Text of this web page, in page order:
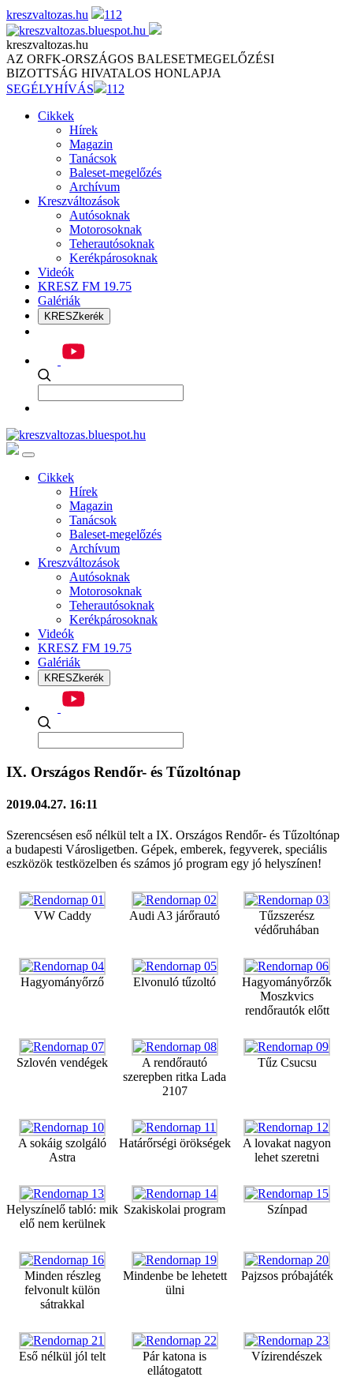
Skip
to
content
kreszvaltozas.hu 112
kreszvaltozas.hu
AZ ORFK-ORSZÁGOS BALESETMEGELŐZÉSI
BIZOTTSÁG HIVATALOS HONLAPJA
SEGÉLYHÍVÁS
112
Cikkek
Hírek
Magazin
Tanácsok
Baleset-megelőzés
Archívum
Kreszváltozások
Autósoknak
Motorosoknak
Teherautósoknak
Kerékpárosoknak
Videók
KRESZ FM 19.75
Galériák
KRESZkerék
Cikkek
Hírek
Magazin
Tanácsok
Baleset-megelőzés
Archívum
Kreszváltozások
Autósoknak
Motorosoknak
Teherautósoknak
Kerékpárosoknak
Videók
KRESZ FM 19.75
Galériák
KRESZkerék
IX. Országos Rendőr- és Tűzoltónap
2019.04.27. 16:11
Szerencsésen eső nélkül telt a IX. Országos Rendőr- és Tűzoltónap
a budapesti Városligetben. Gépek, emberek, fegyverek, speciális
eszközök testközelben és számos jó program egy jó helyszínen!
VW Caddy Audi A3 járőrautó
Tűzszerész
védőruhában
Hagyományőrző Elvonuló tűzoltó
Hagyományőrzők
Moszkvics
rendőrautók előtt
Szlovén vendégek
A rendőrautó
szerepben ritka Lada
2107
Tűz Csucsu
A sokáig szolgáló
Astra
Határőrségi örökségek
A lovakat nagyon
lehet szeretni
Helyszínelő tabló: mik
elő nem kerülnek
Szakiskolai program Színpad
Minden részleg
felvonult külön
sátrakkal
Mindenbe be lehetett
ülni
Pajzsos próbajáték
Eső nélkül jól telt
Pár katona is
ellátogatott
Vízirendészek